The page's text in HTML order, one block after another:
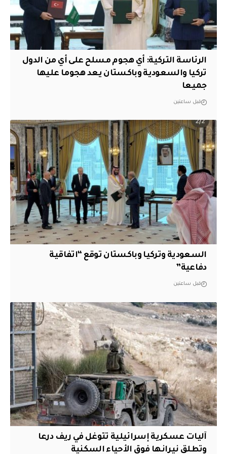
الرئاسة التركية: أي هجوم مسلح على أي من الدول
تركيا والسعودية وباكستان يعد هجوما عليها
جميعا
قبل ساعتين
السعودية وتركيا وباكستان توقع “اتفاقية
دفاعية”
قبل ساعتين
آليات عسكرية إسرائيلية تتوغل في ريف درعا
وتطلق نيرانها فوق الأحياء السكنية